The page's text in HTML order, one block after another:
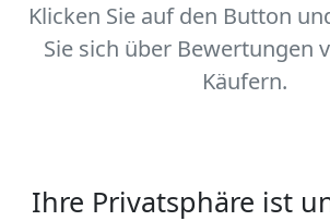
Klicken Sie auf den Button
Sie sich über Bewertungen
Käufern.
Ihre Privatsphäre ist